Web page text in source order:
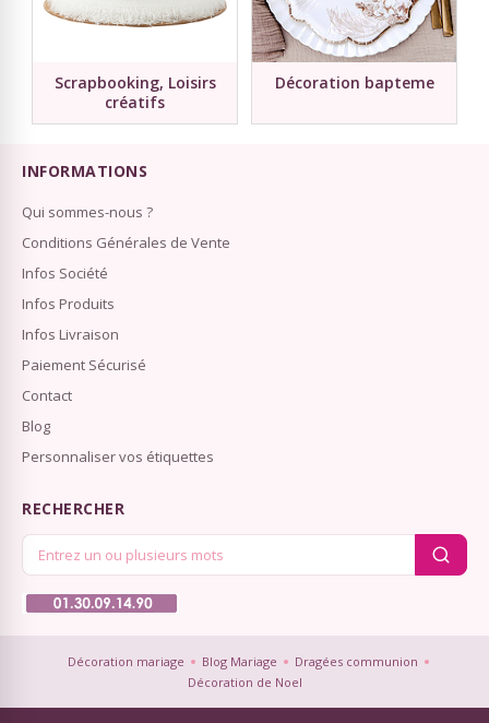
Scrapbooking, Loisirs
créatifs
Décoration bapteme
INFORMATIONS
Qui sommes-nous ?
Conditions Générales de Vente
Infos Société
Infos Produits
Infos Livraison
Paiement Sécurisé
Contact
Blog
Personnaliser vos étiquettes
RECHERCHER
Décoration mariage Blog Mariage
Dragées communion
Décoration de Noel